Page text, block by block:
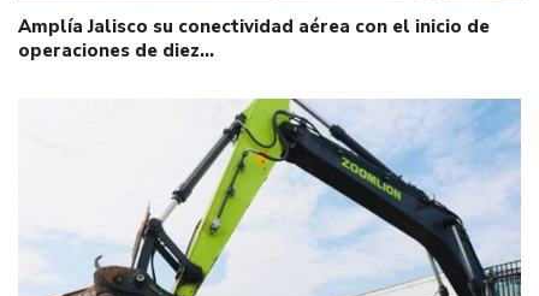
Amplía Jalisco su conectividad aérea con el inicio de
operaciones de diez…